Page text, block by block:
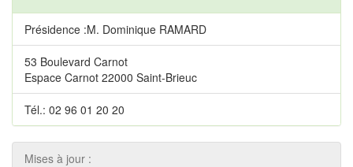
Présidence :M. Dominique RAMARD
53 Boulevard Carnot
Espace Carnot 22000 Saint-Brieuc
Tél.: 02 96 01 20 20
Mises à jour :